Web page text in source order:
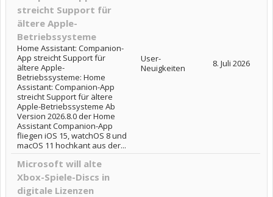
streicht Support für
ältere Apple-
Betriebssysteme
Home Assistant: Companion-
App streicht Support für
ältere Apple-
Betriebssysteme: Home
Assistant: Companion-App
streicht Support für ältere
Apple-Betriebssysteme Ab
Version 2026.8.0 der Home
Assistant Companion-App
fliegen iOS 15, watchOS 8 und
macOS 11 hochkant aus der...
User-
Neuigkeiten
8. Juli 2026
Microsoft will alte
Xbox-Spiele-Discs in
digitale Lizenzen